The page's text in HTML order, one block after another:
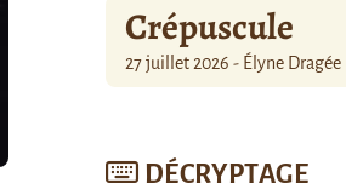
Crépuscule
27 juillet 2026 - Élyne Dragée
DÉCRYPTAGE